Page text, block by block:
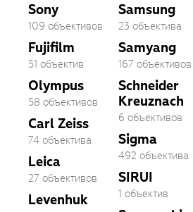
Sony
109 объективов
Fujifilm
51 объектив
Olympus
58 объективов
Carl Zeiss
74 объектива
Leica
27 объективов
Levenhuk
Samsung
23 объектива
Samyang
167 объективов
Schneider
Kreuznach
6 объективов
Sigma
492 объектива
SIRUI
1 объектив